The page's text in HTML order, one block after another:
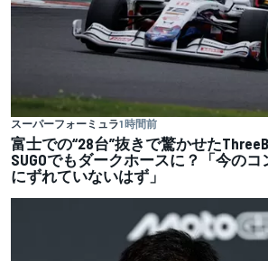
スーパーフォーミュラ1 時間前
富士での“28台”抜きで驚かせた
SUGOでもダークホースに？「今の
にずれていないはず」